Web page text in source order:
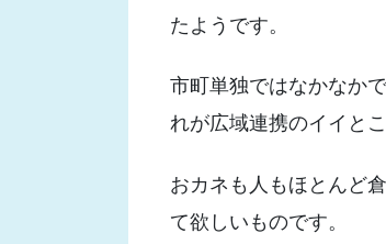
たようです。
市町単独ではなかなか
れが広域連携のイイとこ
おカネも人もほとんど
て欲しいものです。